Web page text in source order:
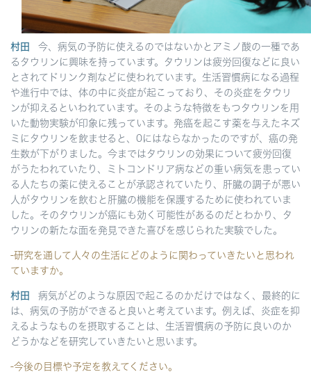
村田
今、病気の予防に使えるのではないかとアミノ酸の一種であ
るタウリンに興味を持っています。タウリンは疲労回復などに良い
とされてドリンク剤などに使われています。生活習慣病になる過程
や進行中では、体の中に炎症が起こっており、その炎症をタウリ
ンが抑えるといわれています。そのような特徴をもつタウリンを用
いた動物実験が印象に残っています。発癌を起こす薬を与えたネズ
ミにタウリンを飲ませると、0にはならなかったのですが、癌の発
生数が下がりました。今まではタウリンの効果について疲労回復
がうたわれていたり、ミトコンドリア病などの重い病気を患ってい
る人たちの薬に使えることが承認されていたり、肝臓の調子が悪い
人がタウリンを飲むと肝臓の機能を保護するために使われていま
した。そのタウリンが癌にも効く可能性があるのだとわかり、タ
ウリンの新たな面を発見できた喜びを感じられた実験でした。
-研究を通して人々の生活にどのように関わっていきたいと思われ
ていますか。
村田
病気がどのような原因で起こるのかだけではなく、最終的に
は、病気の予防ができると良いと考えています。例えば、炎症を抑
えるようなものを摂取することは、生活習慣病の予防に良いのか
どうかなどを研究していきたいと思います。
-今後の目標や予定を教えてください。